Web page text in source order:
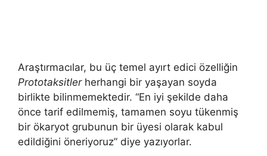
Araştırmacılar, bu üç temel ayırt edici özelliğin
Prototaksitlerherhangi bir yaşayan soyda
birlikte bilinmemektedir. “En iyi şekilde daha
önce tarif edilmemiş, tamamen soyu tükenmiş
bir ökaryot grubunun bir üyesi olarak kabul
edildiğini öneriyoruz” diye yazıyorlar.